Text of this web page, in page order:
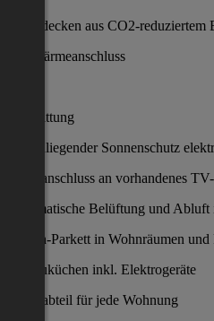
Betondecken aus CO2-
Fernwärmeanschluss
Ausstattung
Außenliegender Sonnenschutz
Kabelanschluss an vorhandenes
Automatische Belüftung und
Eichen-Parkett in Wohnräumen
Einbauküchen inkl. Elektrogeräte
Kellerabteil für jede Wohnung